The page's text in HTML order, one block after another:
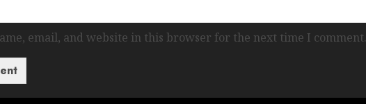
email, and website in this browser for the next time I comment.